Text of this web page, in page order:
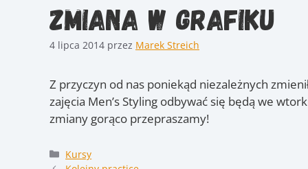
Zmiana w grafiku
4 lipca 2014 przez Marek Streich
Z przyczyn od nas poniekąd niezależnych
zajęcia Men’s Styling odbywać się będą we
zmiany gorąco przepraszamy!
Kategorie
Kursy